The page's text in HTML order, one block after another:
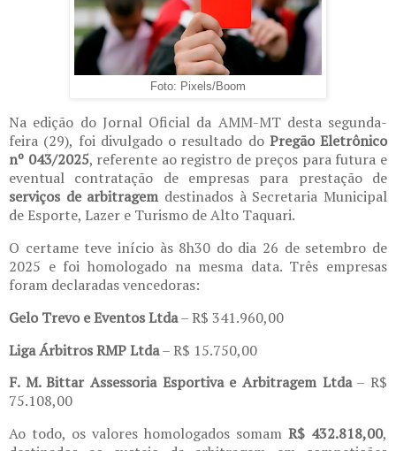
Foto: Pixels/Boom
Na edição do Jornal Oficial da AMM-MT desta segunda-
feira (29), foi divulgado o resultado do Pregão Eletrônico
nº 043/2025, referente ao registro de preços para futura e
eventual contratação de empresas para prestação de
serviços de arbitragemdestinados à Secretaria Municipal
de Esporte, Lazer e Turismo de Alto Taquari.
O certame teve início às 8h30 do dia 26 de setembro de
2025 e foi homologado na mesma data. Três empresas
foram declaradas vencedoras:
Gelo Trevo e Eventos Ltda– R$ 341.960,00
Liga Árbitros RMP Ltda– R$ 15.750,00
F. M. Bittar Assessoria Esportiva e Arbitragem Ltda– R$
75.108,00
Ao todo, os valores homologados somam R$ 432.818,00,